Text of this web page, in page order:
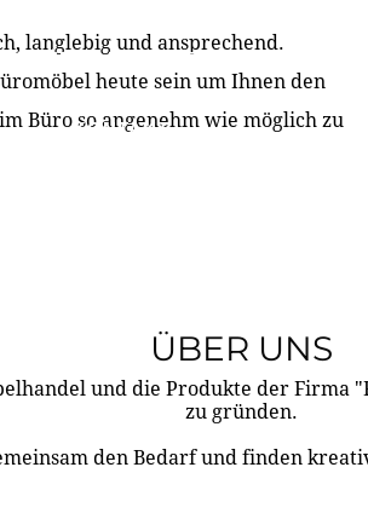
ÜBER UNS PARTNER &
KONTAKT
langlebig und ansprechend.
heute sein um Ihnen den
Büro so angenehm wie möglich zu
ÜBER UNS
und die Produkte der Firma
zu gründen.
den Bedarf und finden